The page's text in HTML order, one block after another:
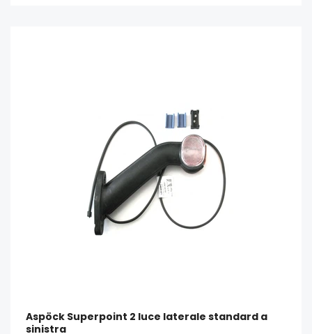
Aspöck Superpoint 2 luce laterale standard a
sinistra